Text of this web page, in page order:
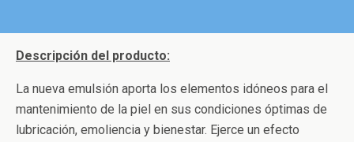
Descripción del producto:
La nueva emulsión aporta los elementos idóneos para el
mantenimiento de la piel en sus condiciones óptimas de
lubricación, emoliencia y bienestar. Ejerce un efecto